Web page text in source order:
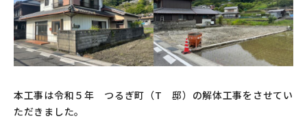
本工事は令和５年 つるぎ町（T 邸）の解体工事をさせてい
ただきました。